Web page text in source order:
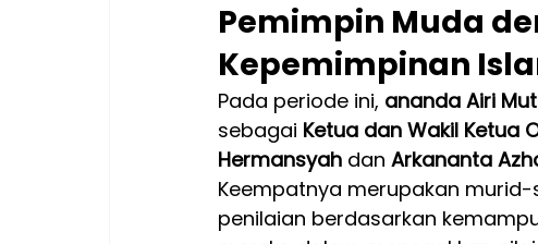
Pemimpin Muda
Kepemimpinan
Pada periode ini, ananda Airi
sebagai Ketua dan Wakil Ketua
Hermansyah dan Arkananta
Keempatnya merupakan
penilaian berdasarkan